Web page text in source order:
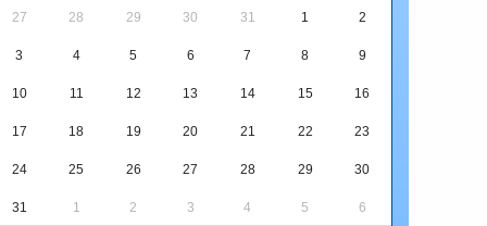
27 28 29 30 31 1 2
3 4 5 6 7 8 9
10 11 12 13 14 15 16
17 18 19 20 21 22 23
24 25 26 27 28 29 30
31 1 2 3 4 5 6